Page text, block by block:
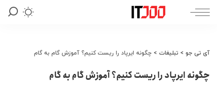
آی تی جو > تبلیغات > چگونه ایرپاد را ریست کنیم؟ آموزش گام به گام
چگونه ایرپاد را ریست کنیم؟ آموزش گام به گام